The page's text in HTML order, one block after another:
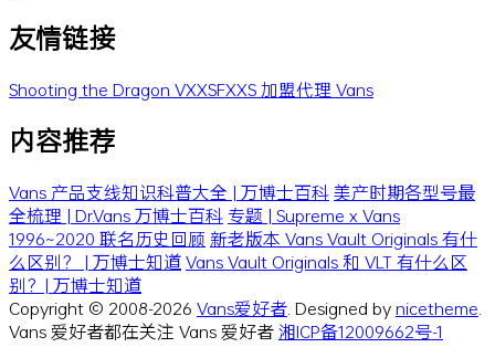
友情链接
Shooting the Dragon VXXSFXXS加盟代理 Vans
内容推荐
Vans 产品支线知识科普大全 | 万博士百科美产时期各型号最
全梳理 | Dr.Vans 万博士百科 专题 | Supreme x Vans
1996~2020 联名历史回顾 新老版本 Vans Vault Originals 有什
么区别？ | 万博士知道Vans Vault Originals 和 VLT 有什么区
别？| 万博士知道
Copyright © 2008-2026 Vans爱好者 . Designed bynicetheme
Vans 爱好者都在关注 Vans 爱好者湘ICP备12009662号-1